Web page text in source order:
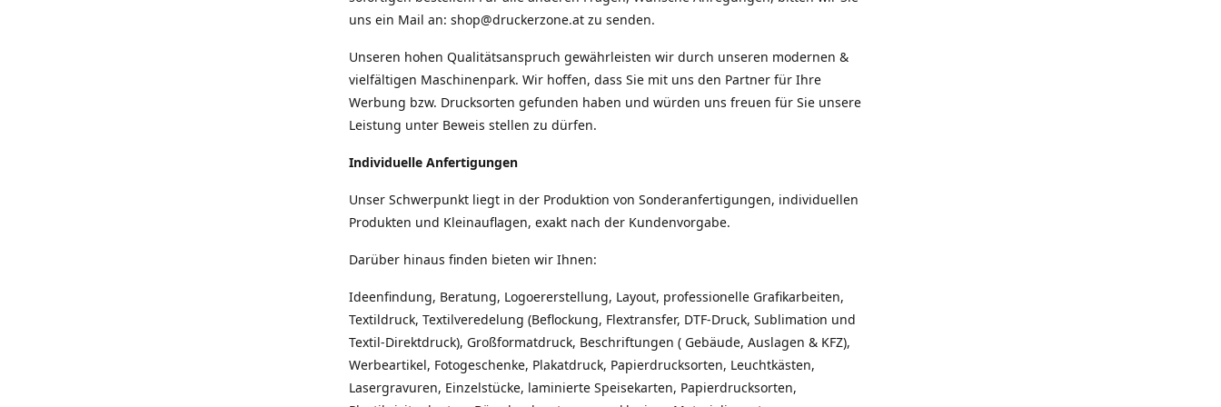
uns ein Mail an: shop@druckerzone.at zu senden.
Unseren hohen Qualitätsanspruch gewährleisten wir durch unseren modernen &
vielfältigen Maschinenpark. Wir hoffen, dass Sie mit uns den Partner für Ihre
Werbung bzw. Drucksorten gefunden haben und würden uns freuen für Sie unsere
Leistung unter Beweis stellen zu dürfen.
Individuelle Anfertigungen
Unser Schwerpunkt liegt in der Produktion von Sonderanfertigungen, individuellen
Produkten und Kleinauflagen, exakt nach der Kundenvorgabe.
Darüber hinaus finden bieten wir Ihnen:
Ideenfindung, Beratung, Logoererstellung, Layout, professionelle Grafikarbeiten,
Textildruck, Textilveredelung (Beflockung, Flextransfer, DTF-Druck, Sublimation und
Textil-Direktdruck), Großformatdruck, Beschriftungen ( Gebäude, Auslagen & KFZ),
Werbeartikel, Fotogeschenke, Plakatdruck, Papierdrucksorten, Leuchtkästen,
Lasergravuren, Einzelstücke, laminierte Speisekarten, Papierdrucksorten,